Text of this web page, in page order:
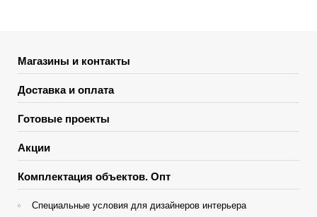
Магазины и контакты
Доставка и оплата
Готовые проекты
Акции
Комплектация объектов. Опт
Специальные условия для дизайнеров интерьера